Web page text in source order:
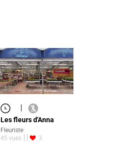
Les fleurs d'Anna
Fleuriste
45 vues
3